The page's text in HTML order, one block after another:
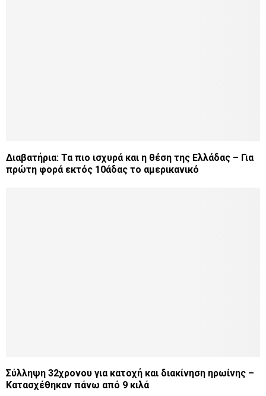
Διαβατήρια: Τα πιο ισχυρά και η θέση της Ελλάδας – Για
πρώτη φορά εκτός 10άδας το αμερικανικό
Σύλληψη 32χρονου για κατοχή και διακίνηση ηρωίνης –
Κατασχέθηκαν πάνω από 9 κιλά